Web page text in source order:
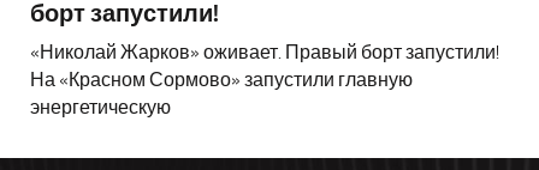
борт запустили!
«Николай Жарков» оживает. Правый борт запустили!
На «Красном Сормово» запустили главную
энергетическую